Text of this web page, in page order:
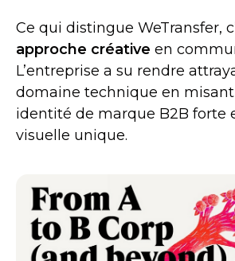
Ce qui distingue WeTransfer,
approche créative en
L’entreprise a su rendre
domaine technique en
identité de marque B2B forte
visuelle unique.